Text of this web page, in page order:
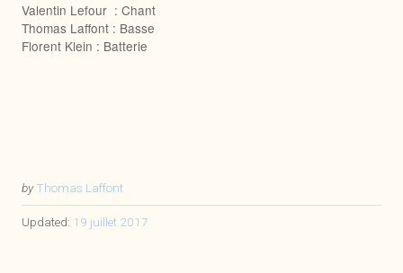
Valentin Lefour : Chant
Thomas Laffont : Basse
Florent Klein : Batterie
by Thomas Laffont
Updated: 19 juillet 2017